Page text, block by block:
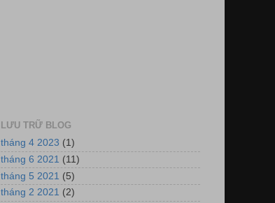
LƯU TRỮ BLOG
tháng 4 2023 (1)
tháng 6 2021 (11)
tháng 5 2021 (5)
tháng 2 2021 (2)